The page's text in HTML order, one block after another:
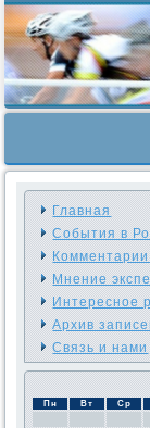
Главная
События в
Мнение
Интересное
Архив
Связь и нами
Пн Вт Ср